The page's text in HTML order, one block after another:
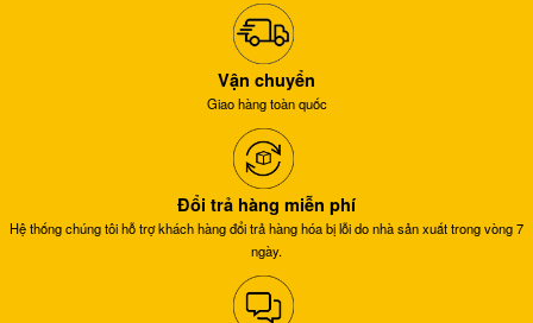
Vận chuyển
Giao hàng toàn quốc
Đổi trả hàng miễn phí
Hệ thống chúng tôi hỗ trợ khách hàng đổi trả hàng hóa bị lỗi do nhà sản xuất trong vòng 7
ngày.